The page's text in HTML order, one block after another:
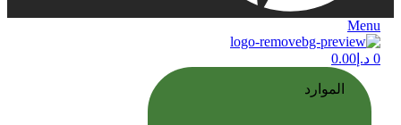
Menu
0 د.إ 0.00
الموارد